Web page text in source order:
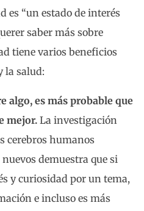
es “un estado de interés
saber más sobre
tiene varios beneficios
la salud:
algo, es más probable que
mejor. La investigación
cerebros humanos
demuestra que si
y curiosidad por un tema,
e incluso es más